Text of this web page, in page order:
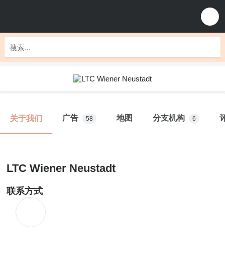
关于我们 广告 58 地图 分支机构 6
LTC Wiener Neustadt
联系方式